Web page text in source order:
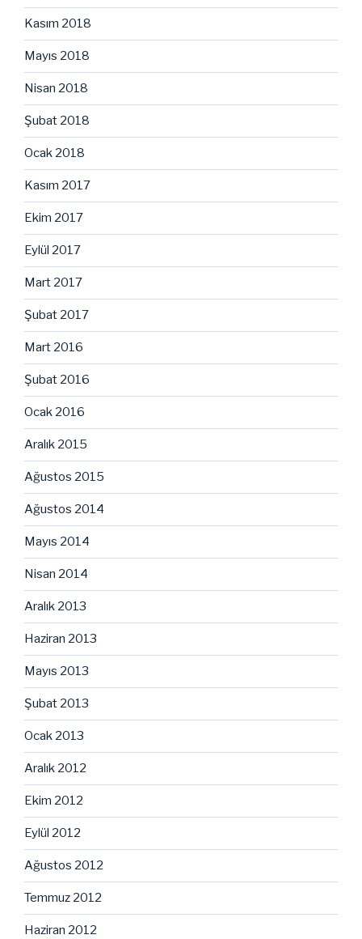
Kasım 2018
Mayıs 2018
Nisan 2018
Şubat 2018
Ocak 2018
Kasım 2017
Ekim 2017
Eylül 2017
Mart 2017
Şubat 2017
Mart 2016
Şubat 2016
Ocak 2016
Aralık 2015
Ağustos 2015
Ağustos 2014
Mayıs 2014
Nisan 2014
Aralık 2013
Haziran 2013
Mayıs 2013
Şubat 2013
Ocak 2013
Aralık 2012
Ekim 2012
Eylül 2012
Ağustos 2012
Temmuz 2012
Haziran 2012